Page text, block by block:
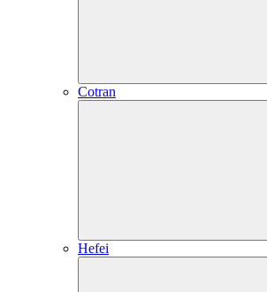
Cotran
Hefei